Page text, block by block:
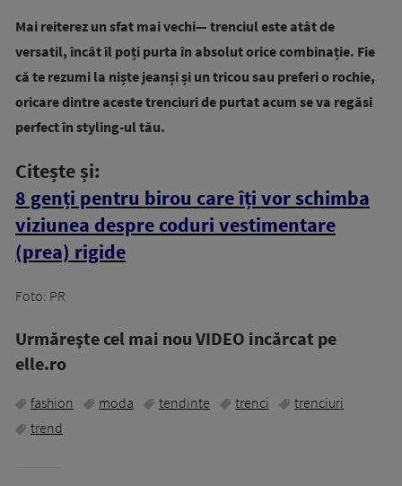
Mai reiterez un sfat mai vechi— trenciul este atât de
versatil, încât îl poți purta în absolut orice combinație. Fie
că te rezumi la niște jeanși și un tricou sau preferi o rochie,
oricare dintre aceste trenciuri de purtat acum se va regăsi
perfect în styling-ul tău.
Citește și:
8 genți pentru birou care îți vor schimba
viziunea despre coduri vestimentare
(prea) rigide
Foto: PR
Urmăreşte cel mai nou VIDEO incărcat pe
elle.ro
fashion moda tendinte trenci
trenciuri
trend